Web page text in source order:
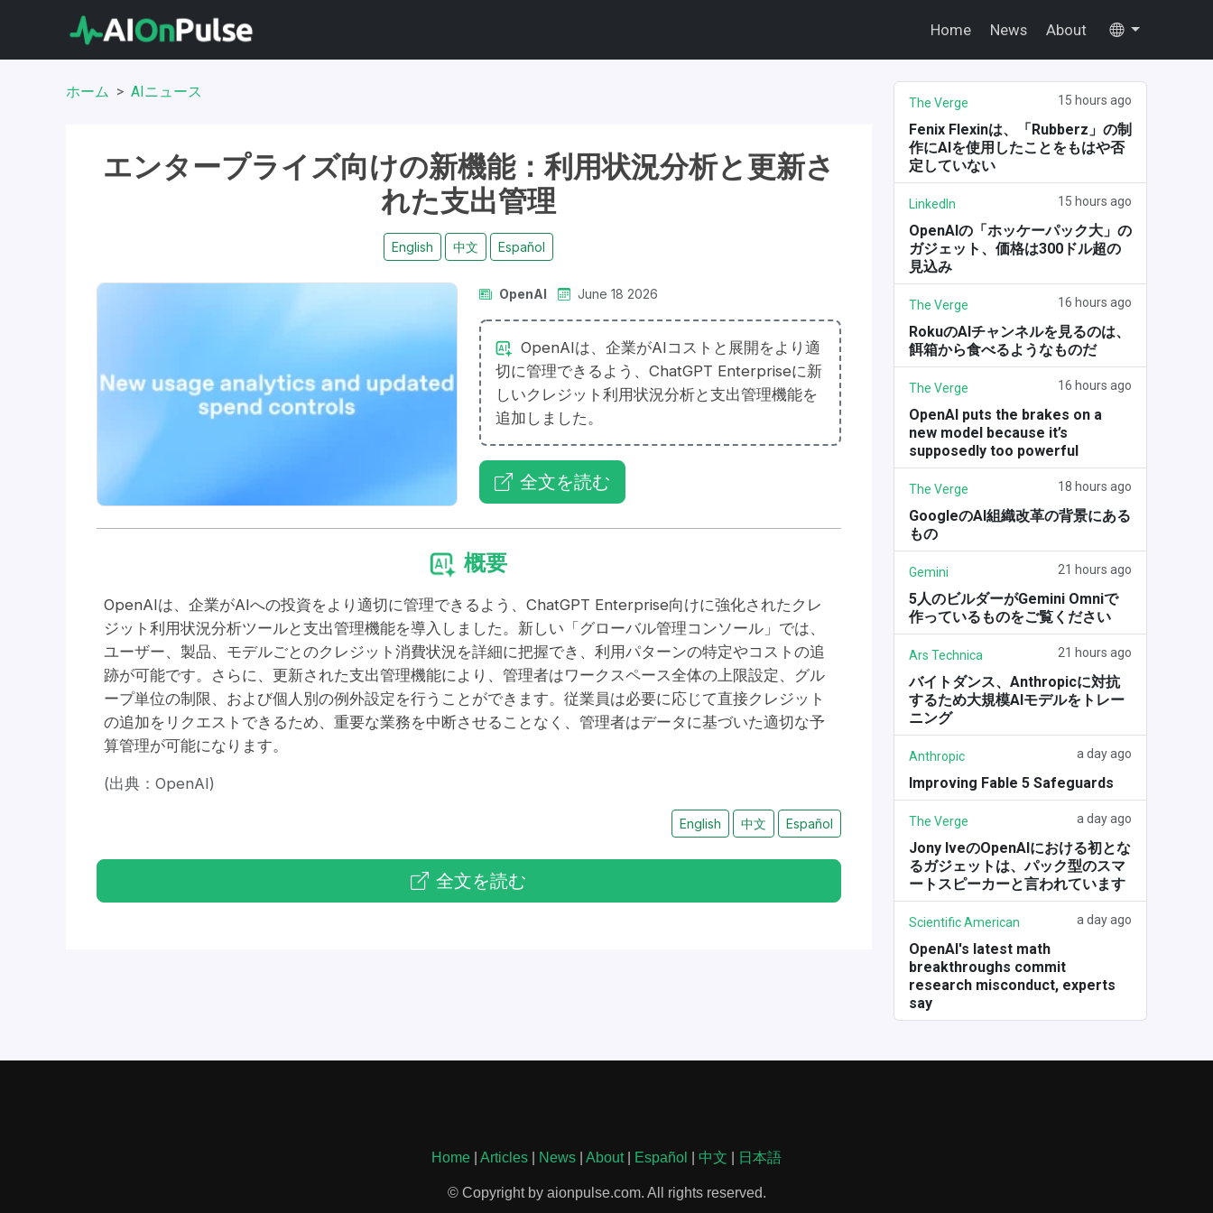
Home News About
ホーム AIニュース
エンタープライズ向けの新機能：利用状況分析と更新さ
れた支出管理
English 中文 Español
OpenAI June 18 2026
OpenAIは、企業がAIコストと展開をより適
切に管理できるよう、ChatGPT Enterpriseに新
しいクレジット利用状況分析と支出管理機能を
追加しました。
全文を読む
概要
OpenAIは、企業がAIへの投資をより適切に管理できるよう、ChatGPT Enterprise向けに強化されたクレ
ジット利用状況分析ツールと支出管理機能を導入しました。新しい「グローバル管理コンソール」では、
ユーザー、製品、モデルごとのクレジット消費状況を詳細に把握でき、利用パターンの特定やコストの追
跡が可能です。さらに、更新された支出管理機能により、管理者はワークスペース全体の上限設定、グル
ープ単位の制限、および個人別の例外設定を行うことができます。従業員は必要に応じて直接クレジット
の追加をリクエストできるため、重要な業務を中断させることなく、管理者はデータに基づいた適切な予
算管理が可能になります。
(出典：OpenAI)
English 中文 Español
全文を読む
The Verge 15 hours ago
Fenix Flexinは、「Rubberz」の制
作にAIを使用したことをもはや否
定していない
LinkedIn 15 hours ago
OpenAIの「ホッケーパック大」の
ガジェット、価格は300ドル超の
見込み
The Verge 16 hours ago
RokuのAIチャンネルを見るのは、
餌箱から食べるようなものだ
The Verge 16 hours ago
OpenAI puts the brakes on a
new model because it’s
supposedly too powerful
The Verge 18 hours ago
GoogleのAI組織改革の背景にある
もの
Gemini 21 hours ago
5人のビルダーがGemini Omniで
作っているものをご覧ください
Ars Technica 21 hours ago
バイトダンス、Anthropicに対抗
するため大規模AIモデルをトレー
ニング
Anthropic a day ago
Improving Fable 5 Safeguards
The Verge a day ago
Jony IveのOpenAIにおける初とな
るガジェットは、パック型のスマ
ートスピーカーと言われています
Scientific American a day ago
OpenAI's latest math
breakthroughs commit
research misconduct, experts
say
Home Articles News About| Español 中文 日本語
© Copyright by aionpulse.com. All rights reserved.